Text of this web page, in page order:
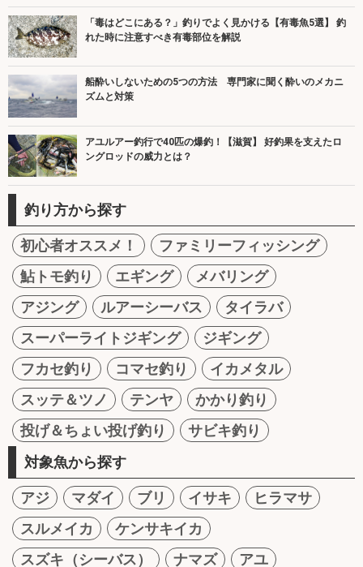
「毒はどこにある？」釣りでよく見かける【有毒魚5選】 釣
れた時に注意すべき有毒部位を解説
船酔いしないための5つの方法 専門家に聞く酔いのメカニ
ズムと対策
アユルアー釣行で40匹の爆釣！【滋賀】 好釣果を支えたロ
ングロッドの威力とは？
釣り方から探す
初心者オススメ！
ファミリーフィッシング
鮎トモ釣り
エギング
メバリング
アジング
ルアーシーバス
タイラバ
スーパーライトジギング
ジギング
フカセ釣り
コマセ釣り
イカメタル
スッテ＆ツノ
テンヤ
かかり釣り
投げ＆ちょい投げ釣り
サビキ釣り
対象魚から探す
アジ マダイ ブリ イサキ
ヒラマサ
スルメイカ
ケンサキイカ
スズキ（シーバス）
ナマズ
アユ